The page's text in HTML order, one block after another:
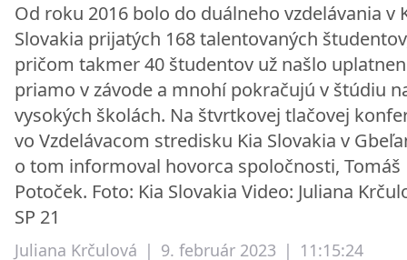
Od roku 2016 bolo do duálneho vzdelávania v
Slovakia prijatých 168 talentovaných
pričom takmer 40 študentov už našlo
priamo v závode a mnohí pokračujú v štúdiu
vysokých školách. Na štvrtkovej tlačovej
vo Vzdelávacom stredisku Kia Slovakia v
o tom informoval hovorca spoločnosti, Tomáš
Potoček. Foto: Kia Slovakia Video: Juliana
SP 21
Juliana Krčulová | 9. február 2023 | 11:15:24